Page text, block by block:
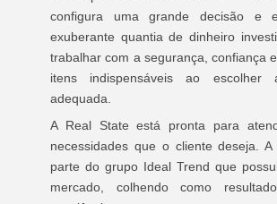
configura uma grande decisão e
exuberante quantia de dinheiro
trabalhar com a segurança, confiança
itens indispensáveis ao escolher
adequada.
A Real State está pronta para
necessidades que o cliente deseja.
parte do grupo Ideal Trend que
mercado, colhendo como